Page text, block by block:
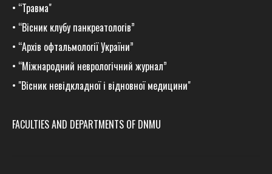
• “Травма"
• “Вісник клубу панкреатологів”
• “Архів офтальмології України”
• “Міжнародний неврологічний журнал”
• "Вісник невідкладної і відновної медицини"
FACULTIES AND DEPARTMENTS OF DNMU